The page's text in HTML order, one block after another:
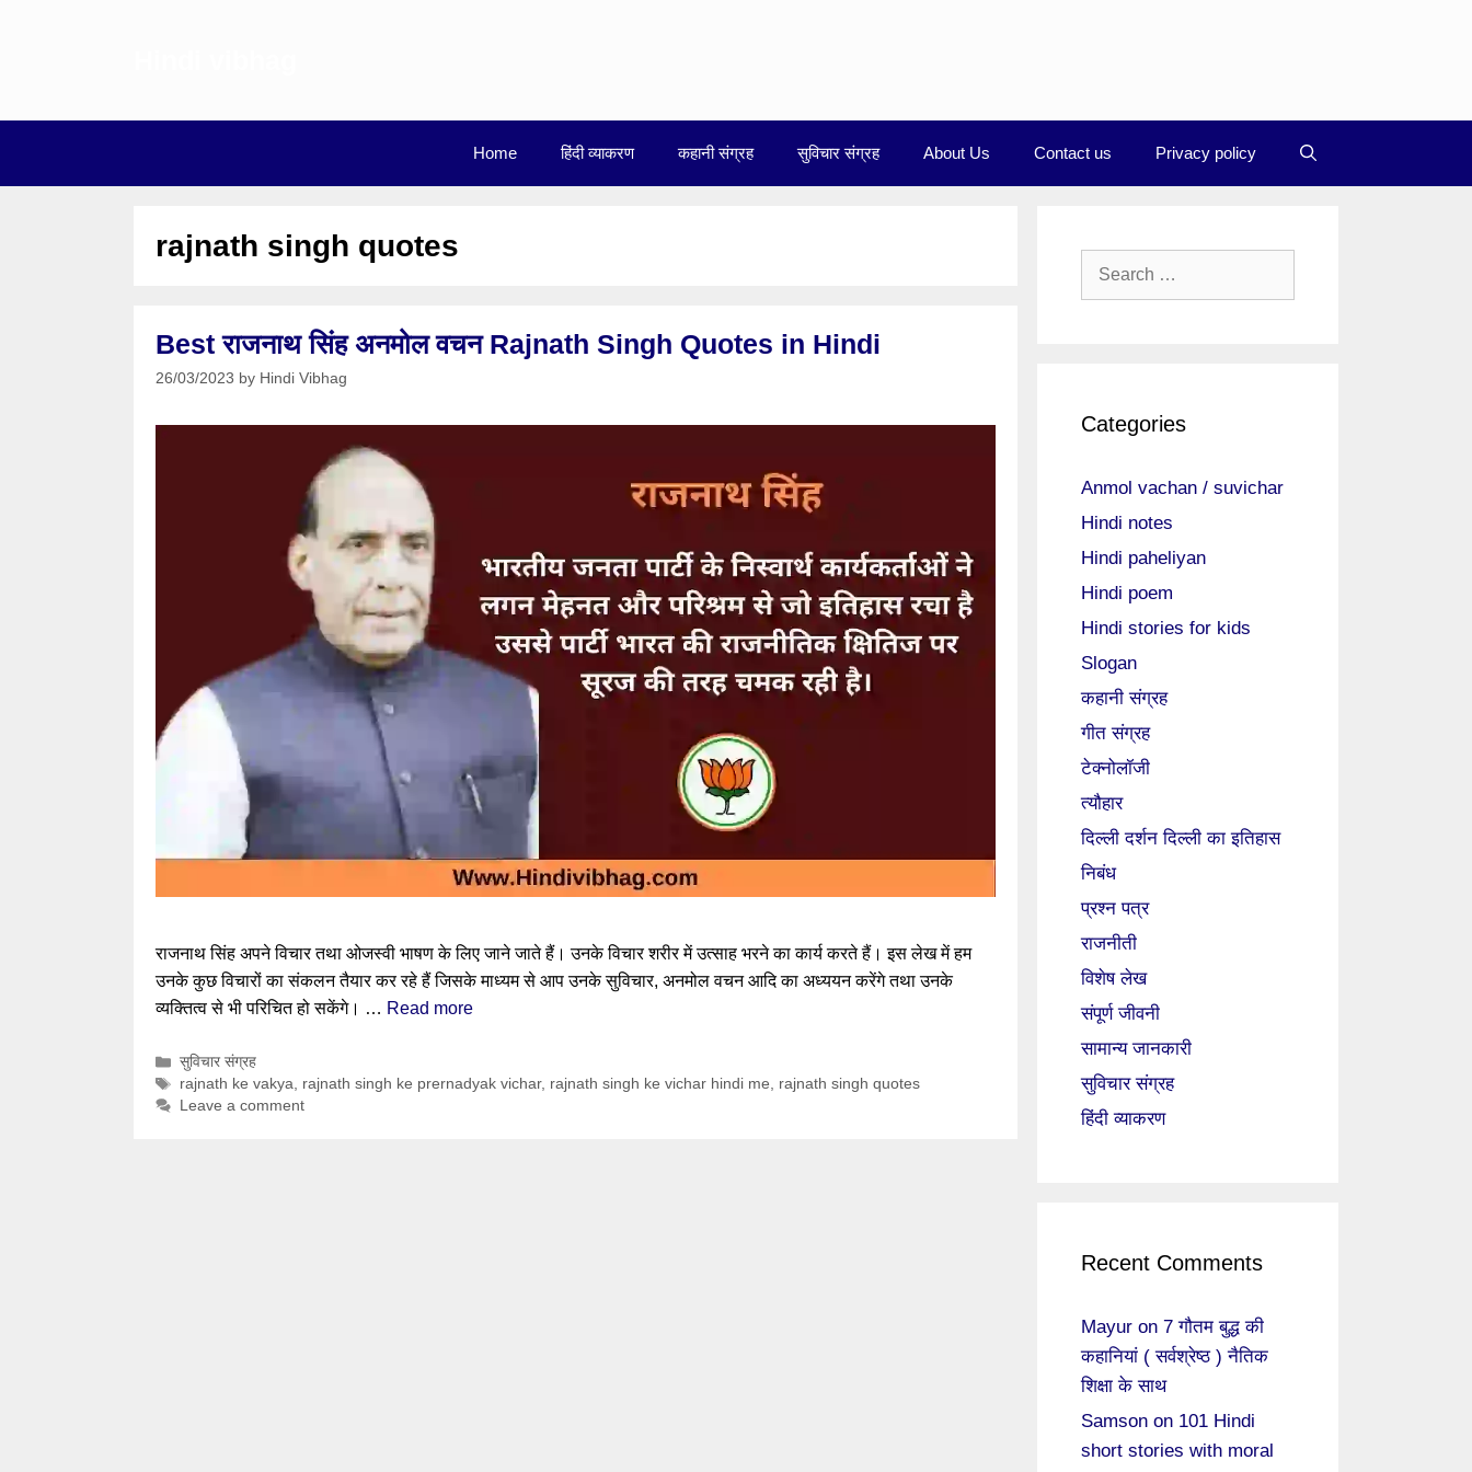
Home हिंदी व्याकरण कहानी संग्रह सुविचार संग्रह About Us Contact us Privacy policy
rajnath singh quotes
Best राजनाथ सिंह अनमोल वचन Rajnath Singh Quotes in Hindi
26/03/2023 by Hindi Vibhag
राजनाथ सिंह अपने विचार तथा ओजस्वी भाषण के लिए जाने जाते हैं। उनके विचार शरीर में उत्साह भरने का कार्य करते हैं। इस लेख में हम
उनके कुछ विचारों का संकलन तैयार कर रहे हैं जिसके माध्यम से आप उनके सुविचार, अनमोल वचन आदि का अध्ययन करेंगे तथा उनके
व्यक्तित्व से भी परिचित हो सकेंगे। … Read more
Categories
सुविचार संग्रह
Tags
rajnath ke vakya, rajnath singh ke prernadyak vichar, rajnath singh ke vichar hindi me, rajnath singh quotes
Leave a comment
Search
Categories
Anmol vachan / suvichar
Hindi notes
Hindi paheliyan
Hindi poem
Hindi stories for kids
Slogan
कहानी संग्रह
गीत संग्रह
टेक्नोलॉजी
त्यौहार
दिल्ली दर्शन दिल्ली का इतिहास
निबंध
प्रश्न पत्र
राजनीती
विशेष लेख
संपूर्ण जीवनी
सामान्य जानकारी
सुविचार संग्रह
हिंदी व्याकरण
Recent Comments
Mayur on 7 गौतम बुद्ध की
कहानियां ( सर्वश्रेष्ठ ) नैतिक
शिक्षा के साथ
Samson on 101 Hindi
short stories with moral